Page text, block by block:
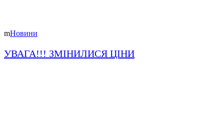
Новини
УВАГА!!! ЗМІНИЛИСЯ ЦІНИ